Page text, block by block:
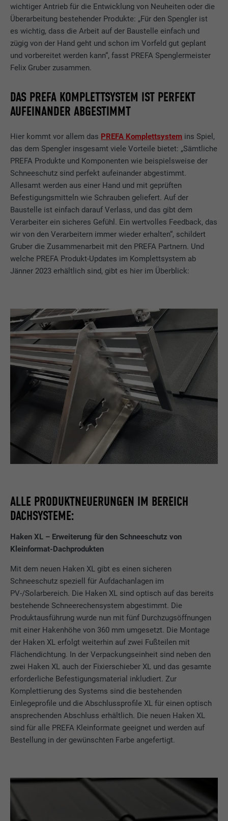
wichtiger Antrieb für die Entwicklung von Neuheiten oder die
Überarbeitung bestehender Produkte: „Für den Spengler ist
es wichtig, dass die Arbeit auf der Baustelle einfach und
zügig von der Hand geht und schon im Vorfeld gut geplant
und vorbereitet werden kann“, fasst PREFA Spenglermeister
Felix Gruber zusammen.
DAS PREFA KOMPLETTSYSTEM IST PERFEKT
AUFEINANDER ABGESTIMMT
Hier kommt vor allem das PREFA Komplettsystem ins Spiel,
das dem Spengler insgesamt viele Vorteile bietet: „Sämtliche
PREFA Produkte und Komponenten wie beispielsweise der
Schneeschutz sind perfekt aufeinander abgestimmt.
Allesamt werden aus einer Hand und mit geprüften
Befestigungsmitteln wie Schrauben geliefert. Auf der
Baustelle ist einfach darauf Verlass, und das gibt dem
Verarbeiter ein sicheres Gefühl. Ein wertvolles Feedback, das
wir von den Verarbeitern immer wieder erhalten“, schildert
Gruber die Zusammenarbeit mit den PREFA Partnern. Und
welche PREFA Produkt-Updates im Komplettsystem ab
Jänner 2023 erhältlich sind, gibt es hier im Überblick:
ALLE PRODUKTNEUERUNGEN IM BEREICH
DACHSYSTEME:
Haken XL – Erweiterung für den Schneeschutz von
Kleinformat-Dachprodukten
Mit dem neuen Haken XL gibt es einen sicheren
Schneeschutz speziell für Aufdachanlagen im
PV-/Solarbereich. Die Haken XL sind optisch auf das bereits
bestehende Schneerechensystem abgestimmt. Die
Produktausführung wurde nun mit fünf Durchzugsöffnungen
mit einer Hakenhöhe von 360 mm umgesetzt. Die Montage
der Haken XL erfolgt weiterhin auf zwei Fußteilen mit
Flächendichtung. In der Verpackungseinheit sind neben den
zwei Haken XL auch der Fixierschieber XL und das gesamte
erforderliche Befestigungsmaterial inkludiert. Zur
Komplettierung des Systems sind die bestehenden
Einlegeprofile und die Abschlussprofile XL für einen optisch
ansprechenden Abschluss erhältlich. Die neuen Haken XL
sind für alle PREFA Kleinformate geeignet und werden auf
Bestellung in der gewünschten Farbe angefertigt.